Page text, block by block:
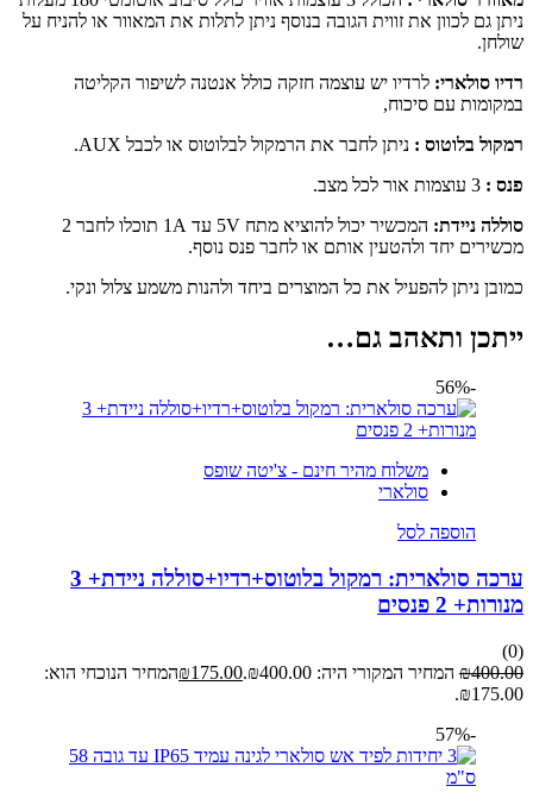
ניתן גם לכוון את זווית הגובה בנוסף ניתן לתלות את המאוור או להניח על
שולחן.
רדיו סולארי: לרדיו יש עוצמה חזקה כולל אנטנה לשיפור הקליטה
במקומות עם סיכוח,
רמקול בלוטוס : ניתן לחבר את הרמקול לבלוטוס או לכבל AUX.
פנס :
סוללה ניידת:
המכשיר יכול להוציא מתח 5V עד 1A תוכלו לחבר 2
מכשירים יחד ולהטעין אותם או לחבר פנס נוסף.
כמובן ניתן להפעיל את כל המוצרים ביחד ולהנות משמע צלול ונקי.
ייתכן ותאהב גם…
-56%
משלוח מהיר חינם - צ'יטה שופס
סולארי
הוספה לסל
ערכה סולארית: רמקול בלוטוס+רדיו+סוללה ניידת+ 3
מנורות+ 2 פנסים
(0)
₪400.00 המחיר המקורי היה: ₪400.00. ₪175.00
המחיר הנוכחי הוא:
₪175.00.
-57%